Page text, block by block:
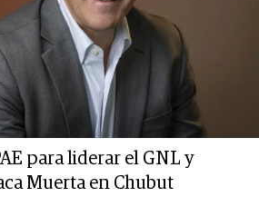
para liderar el GNL y
Muerta en Chubut